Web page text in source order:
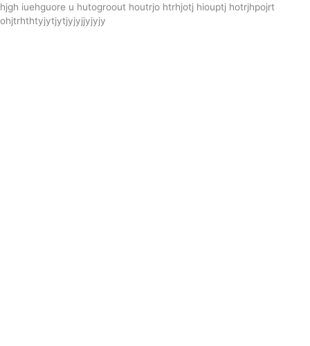
hjgh iuehguore u hutogroout houtrjo htrhjotj hiouptj hotrjhpojrt
ohjtrhthtyjytjytjyjyjjyjyjy